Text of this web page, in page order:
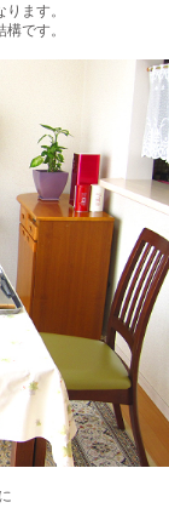
ます。
です。